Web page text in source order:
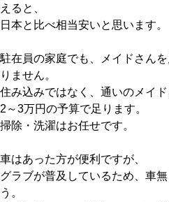
えると、
日本と比べ相当安いと思います。
駐在員の家庭でも、メイドさん
りません。
住み込みではなく、通いのメイド
2～3万円の予算で足ります。
掃除・洗濯はお任せです。
車はあった方が便利ですが、
グラブが普及しているため、車
う。